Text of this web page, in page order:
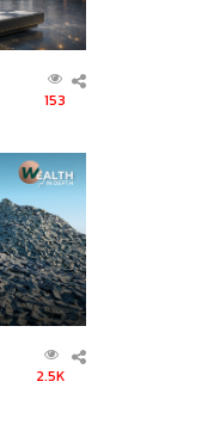
153
2.5K